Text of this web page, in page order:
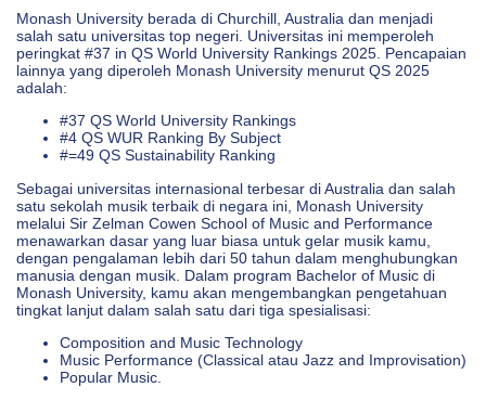
Monash University berada di Churchill, Australia dan menjadi
salah satu universitas top negeri. Universitas ini memperoleh
peringkat #37 in QS World University Rankings 2025. Pencapaian
lainnya yang diperoleh Monash University menurut QS 2025
adalah:
#37 QS World University Rankings
#4 QS WUR Ranking By Subject
#=49 QS Sustainability Ranking
Sebagai universitas internasional terbesar di Australia dan salah
satu sekolah musik terbaik di negara ini, Monash University
melalui Sir Zelman Cowen School of Music and Performance
menawarkan dasar yang luar biasa untuk gelar musik kamu,
dengan pengalaman lebih dari 50 tahun dalam menghubungkan
manusia dengan musik. Dalam program Bachelor of Music di
Monash University, kamu akan mengembangkan pengetahuan
tingkat lanjut dalam salah satu dari tiga spesialisasi:
Composition and Music Technology
Music Performance (Classical atau Jazz and Improvisation)
Popular Music.